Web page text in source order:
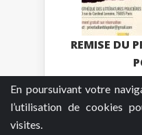
En poursuivant votre
l’utilisation de cookies
visites.
REMISE DU